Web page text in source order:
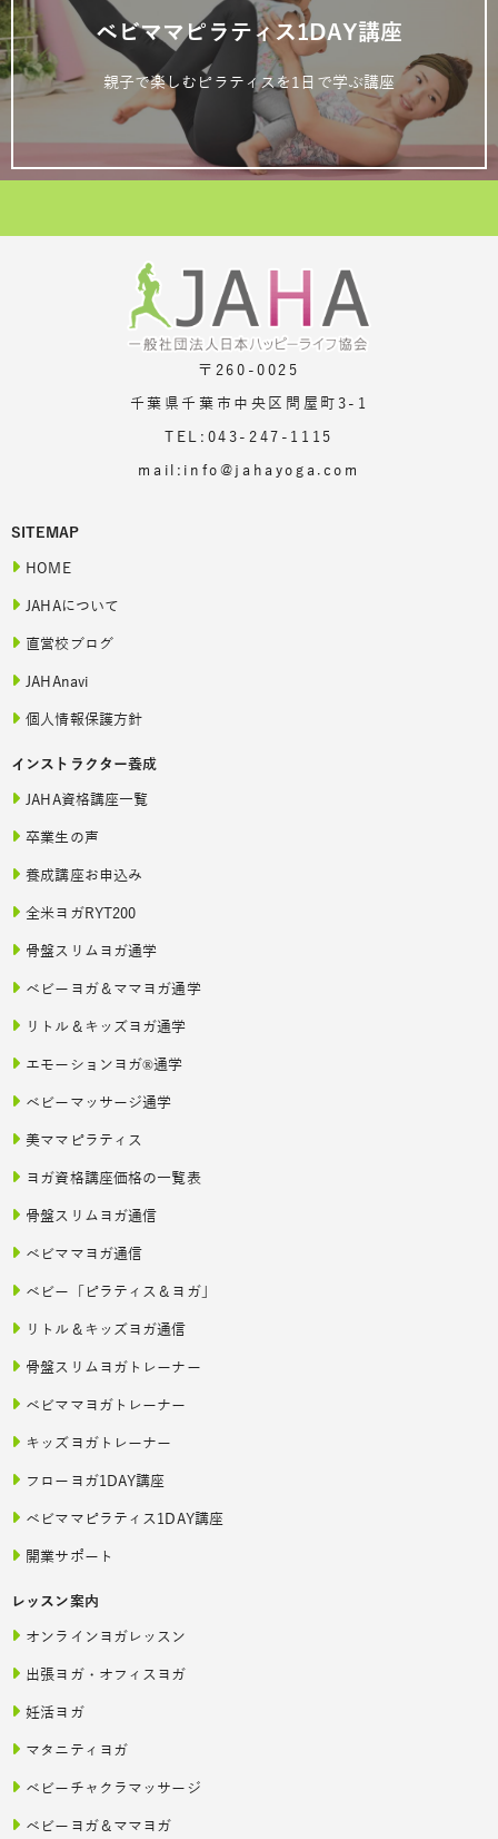
ベビママピラティス1DAY講座
親子で楽しむピラティスを1日で学ぶ講座
〒260-0025
千葉県千葉市中央区問屋町3-1
TEL:043-247-1115
mail:info@jahayoga.com
SITEMAP
HOME
JAHAについて
直営校ブログ
JAHAnavi
個人情報保護方針
インストラクター養成
JAHA資格講座一覧
卒業生の声
養成講座お申込み
全米ヨガRYT200
骨盤スリムヨガ通学
ベビーヨガ＆ママヨガ通学
リトル＆キッズヨガ通学
エモーションヨガ®通学
ベビーマッサージ通学
美ママピラティス
ヨガ資格講座価格の一覧表
骨盤スリムヨガ通信
ベビママヨガ通信
ベビー「ピラティス＆ヨガ」
リトル＆キッズヨガ通信
骨盤スリムヨガトレーナー
ベビママヨガトレーナー
キッズヨガトレーナー
フローヨガ1DAY講座
ベビママピラティス1DAY講座
開業サポート
レッスン案内
オンラインヨガレッスン
出張ヨガ・オフィスヨガ
妊活ヨガ
マタニティヨガ
ベビーチャクラマッサージ
ベビーヨガ＆ママヨガ